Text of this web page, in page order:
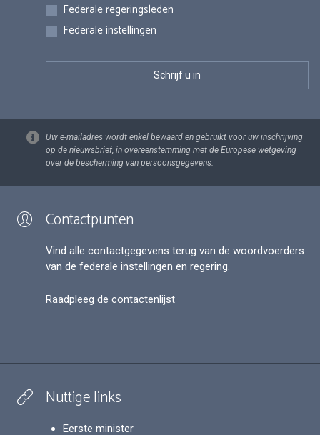
Federale regeringsleden
Federale instellingen
Uw e-mailadres wordt enkel bewaard en gebruikt voor uw inschrijving
op de nieuwsbrief, in overeenstemming met de Europese wetgeving
over de bescherming van persoonsgegevens.
Contactpunten
Vind alle contactgegevens terug van de woordvoerders
van de federale instellingen en regering.
Raadpleeg de contactenlijst
Nuttige links
Eerste minister